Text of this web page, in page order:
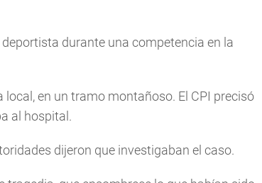
durante una competencia en la
en un tramo montañoso. El CPI precisó
al hospital.
dijeron que investigaban el caso.